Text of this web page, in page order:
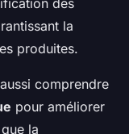
la
produites.
comprendre
pour améliorer
la